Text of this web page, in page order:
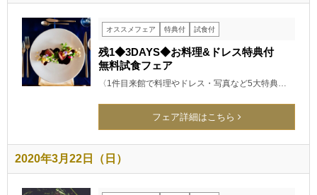
オススメフェア 特典付 試食付
残1◆3DAYS◆お料理&ドレス特典付
無料試食フェア
〈1件目来館で料理やドレス・写真など5大特典…
フェア詳細はこちら
2020年3月22日（日）